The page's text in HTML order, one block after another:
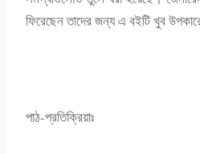
ফিরেছেন তাদের জন্য এ বইটি খুব
পাঠ-প্রতিক্রিয়াঃ